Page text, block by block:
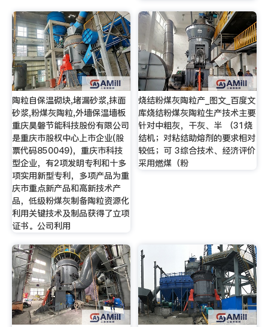
陶粒自保温砌块,堵漏砂浆,抹面
砂浆,粉煤灰陶粒,外墙保温墙板
重庆昊磐节能科技股份有限公司
是重庆市股权中心上市企业(股
票代码850049)，重庆市科技
型企业，有2项发明专利和十多
项实用新型专利，多项产品为重
庆市重点新产品和高新技术产
品，低级粉煤灰制备陶粒资源化
利用关键技术及制品获得了立项
证书。公司利用
烧结粉煤灰陶粒产_图文_百度文
库烧结粉煤灰陶粒生产技术主要
针对中粗灰，干灰、半 （31烧
结机；对粘结助熔剂的要求相对
较低；可 3综合技术、经济评价
采用燃煤（粉